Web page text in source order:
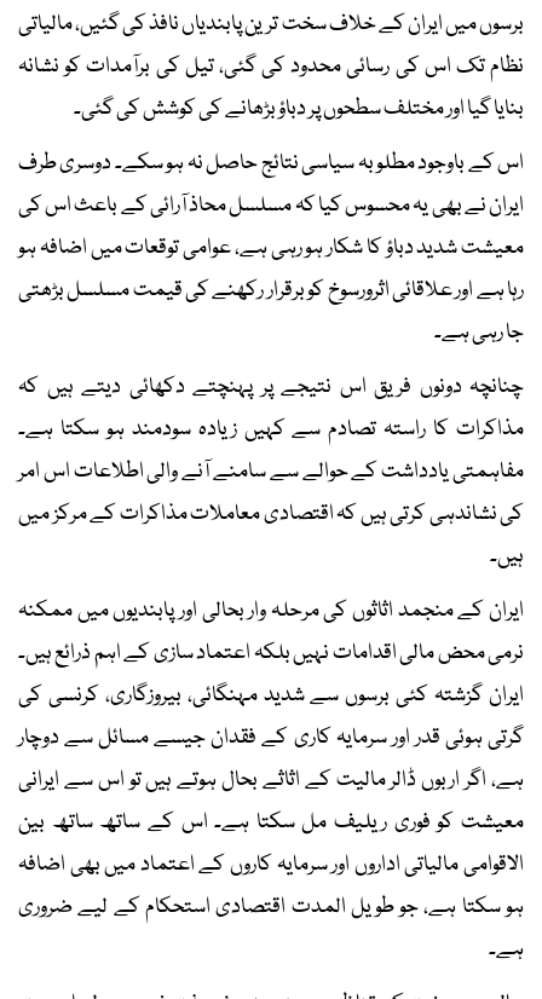
برسوں میں ایران کے خلاف سخت ترین پابندیاں نافذ کی گئیں، مالیاتی
نظام تک اس کی رسائی محدود کی گئی، تیل کی برآمدات کو نشانہ
بنایا گیا اور مختلف سطحوں پر دباؤ بڑھانے کی کوشش کی گئی۔
اس کے باوجود مطلوبہ سیاسی نتائج حاصل نہ ہو سکے۔ دوسری طرف
ایران نے بھی یہ محسوس کیا کہ مسلسل محاذ آرائی کے باعث اس کی
معیشت شدید دباؤ کا شکار ہو رہی ہے، عوامی توقعات میں اضافہ ہو
رہا ہے اور علاقائی اثرورسوخ کو برقرار رکھنے کی قیمت مسلسل بڑھتی
جا رہی ہے۔
چنانچہ دونوں فریق اس نتیجے پر پہنچتے دکھائی دیتے ہیں کہ
مذاکرات کا راستہ تصادم سے کہیں زیادہ سودمند ہو سکتا ہے۔
مفاہمتی یادداشت کے حوالے سے سامنے آنے والی اطلاعات اس امر
کی نشاندہی کرتی ہیں کہ اقتصادی معاملات مذاکرات کے مرکز میں
ہیں۔
ایران کے منجمد اثاثوں کی مرحلہ وار بحالی اور پابندیوں میں ممکنہ
نرمی محض مالی اقدامات نہیں بلکہ اعتماد سازی کے اہم ذرائع ہیں۔
ایران گزشتہ کئی برسوں سے شدید مہنگائی، بیروزگاری، کرنسی کی
گرتی ہوئی قدر اور سرمایہ کاری کے فقدان جیسے مسائل سے دوچار
ہے، اگر اربوں ڈالر مالیت کے اثاثے بحال ہوتے ہیں تو اس سے ایرانی
معیشت کو فوری ریلیف مل سکتا ہے۔ اس کے ساتھ ساتھ بین
الاقوامی مالیاتی اداروں اور سرمایہ کاروں کے اعتماد میں بھی اضافہ
ہو سکتا ہے، جو طویل المدت اقتصادی استحکام کے لیے ضروری
ہے۔